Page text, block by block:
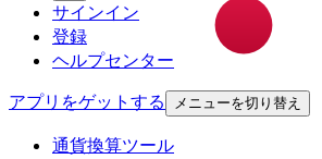
サインイン
登録
ヘルプセンター
アプリをゲットする
メニューを切り替え
通貨換算ツール